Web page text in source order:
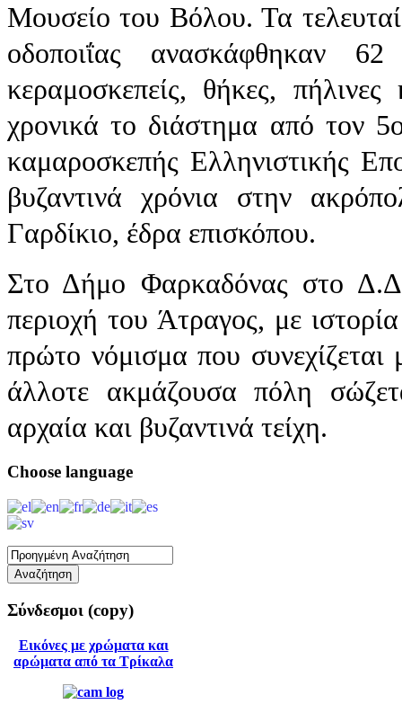
Μουσείο του Βόλου. Τα
οδοποιΐας ανασκάφθηκαν 62
κεραμοσκεπείς, θήκες,
χρονικά το διάστημα από τον
καμαροσκεπής Ελληνιστικής
βυζαντινά χρόνια στην
Γαρδίκιο, έδρα επισκόπου.
Στο Δήμο Φαρκαδόνας στο Δ.Δ.
περιοχή του Άτραγος, με
πρώτο νόμισμα που συνεχίζεται
άλλοτε ακμάζουσα πόλη
αρχαία και βυζαντινά τείχη.
Choose language
Σύνδεσμοι (copy)
Εικόνες με χρώματα και
αρώματα από τα Τρίκαλα